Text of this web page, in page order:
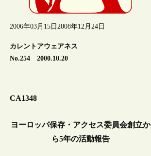
2006年03月15日 2008年12月24日
カレントアウェアネス
No.254 2000.10.20
CA1348
ヨーロッパ保存・アクセス委員会創立か
ら5年の活動報告